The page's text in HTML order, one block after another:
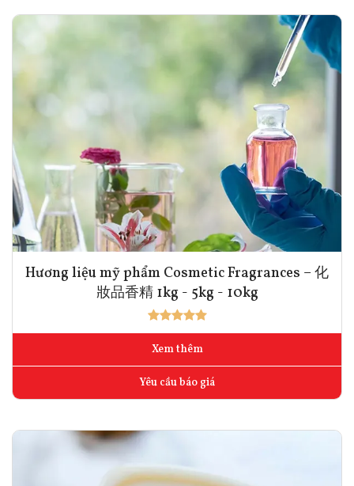
Hương liệu mỹ phẩm Cosmetic Fragrances – 化
妝品香精 1kg - 5kg - 10kg
Xem thêm
Yêu cầu báo giá